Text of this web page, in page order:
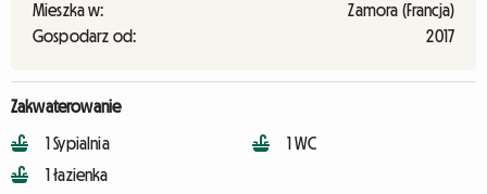
Mieszka w:
Zamora (Francja)
Gospodarz od:
2017
Zakwaterowanie
1 Sypialnia
1 łazienka
1 WC